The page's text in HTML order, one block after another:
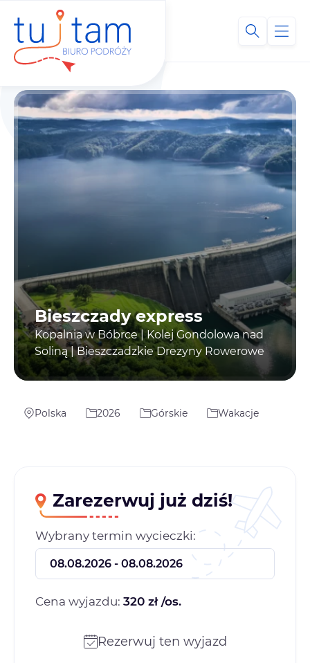
Bieszczady express
Kopalnia w Bóbrce | Kolej Gondolowa nad
Soliną | Bieszczadzkie Drezyny Rowerowe
Polska 2026 Górskie Wakacje
Zarezerwuj już dziś!
Wybrany termin wycieczki:
Cena wyjazdu: 320 zł /os.
Rezerwuj ten wyjazd